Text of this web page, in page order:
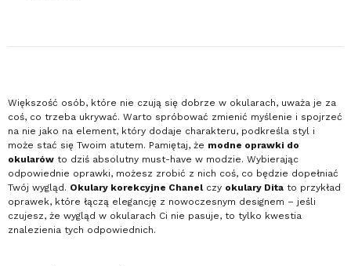
Większość osób, które nie czują się dobrze w okularach, uważa je za
coś, co trzeba ukrywać. Warto spróbować zmienić myślenie i spojrzeć
na nie jako na element, który dodaje charakteru, podkreśla styl i
może stać się Twoim atutem. Pamiętaj, że modne oprawki do
okularów to dziś absolutny must-have w modzie. Wybierając
odpowiednie oprawki, możesz zrobić z nich coś, co będzie dopełniać
Twój wygląd. Okulary korekcyjne Chanel czy okulary Dita to przykład
oprawek, które łączą elegancję z nowoczesnym designem – jeśli
czujesz, że wygląd w okularach Ci nie pasuje, to tylko kwestia
znalezienia tych odpowiednich.